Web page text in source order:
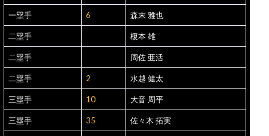
一塁手 6 森末 雅也
二塁手 榎本 雄
二塁手 周佐 亜活
二塁手 2 水越 健太
三塁手 10 大音 周平
三塁手 35 佐々木 拓実